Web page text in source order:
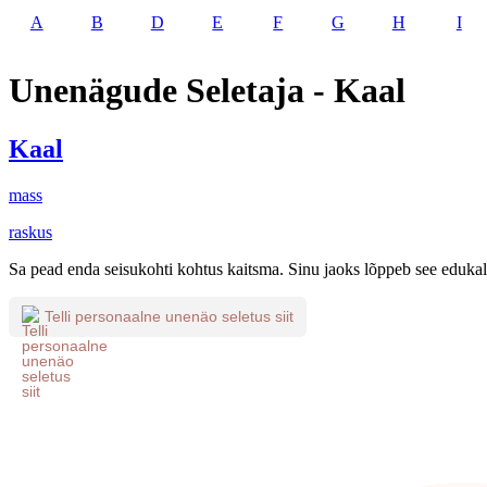
A B D E F G H I
Unenägude Seletaja - Kaal
Kaal
mass
raskus
Sa pead enda seisukohti kohtus kaitsma. Sinu jaoks lõppeb see
Telli personaalne unenäo seletus siit